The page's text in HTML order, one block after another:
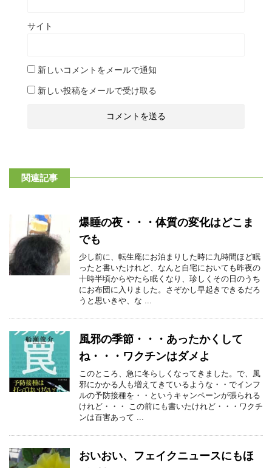
サイト
新しいコメントをメールで通知
新しい投稿をメールで受け取る
関連記事
爆睡の夜・・・体質の変化はどこま
でも
少し前に、転生庵にお泊まりした時に九時間ほど眠
ったと書いたけれど、なんと自宅においても昨夜の
十時半頃からやたら眠くなり、珍しくその日のうち
にお布団に入りました。さぞかし早起きできるだろ
うと思いきや、な ...
風邪の季節・・・あったかくして
ね・・・ワクチンはダメよ
このところ、急に冬らしくなってきました。で、風
邪にかかる人も増えてきているような・・でインフ
ルの予防接種を・・というキャンペーンが張られる
けれど・・・ この前にも書いたけれど・・・ワクチ
ンは百害あって ...
おいおい、フェイクニュースにもほ